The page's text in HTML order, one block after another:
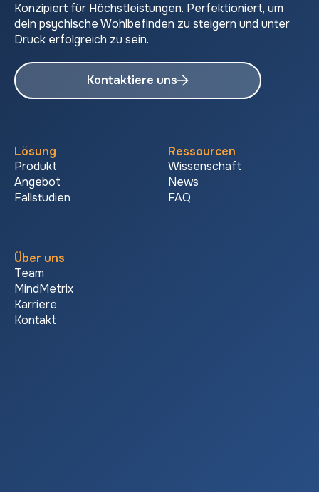
Konzipiert für Höchstleistungen. Perfektioniert, um
dein psychische Wohlbefinden zu steigern und unter
Druck erfolgreich zu sein.
Kontaktiere uns
Lösung
Produkt
Angebot
Fallstudien
Ressourcen
Wissenschaft
News
FAQ
Über uns
Team
MindMetrix
Karriere
Kontakt